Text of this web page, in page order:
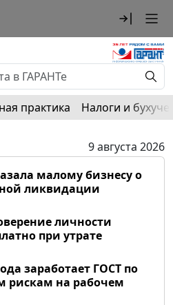
практика Налоги и
9 августа 2026
малому бизнесу о
ликвидации
личности
при утрате
заработает ГОСТ по
рискам на рабочем